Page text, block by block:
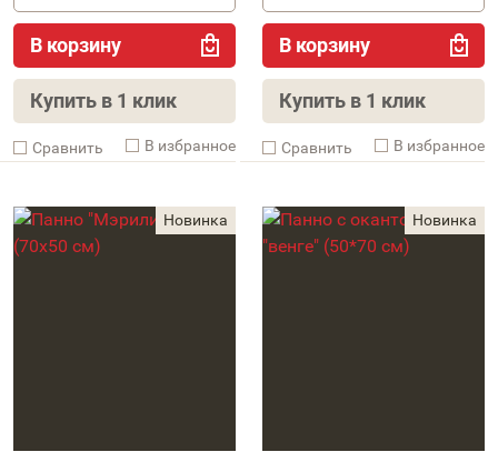
В корзину
Купить в 1 клик
Cравнить В избранное
В корзину
Купить в 1 клик
Cравнить В избранное